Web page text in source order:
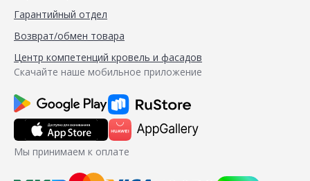
Гарантийный отдел
Возврат/обмен товара
Центр компетенций кровель и фасадов
Скачайте наше мобильное приложение
Мы принимаем к оплате